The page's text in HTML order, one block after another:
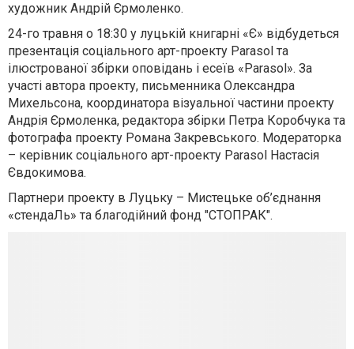
художник Андрій Єрмоленко.
24-го травня о 18:30 у луцькій книгарні «Є» відбудеться
презентація соціального арт-проекту Parasol та
ілюстрованої збірки оповідань і есеїв «Parasol». За
участі автора проекту, письменника Олександра
Михельсона, координатора візуальної частини проекту
Андрія Єрмоленка, редактора збірки Петра Коробчука та
фотографа проекту Романа Закревського. Модераторка
– керівник соціального арт-проекту Parasol Настасія
Євдокимова.
Партнери проекту в Луцьку – Мистецьке об’єднання
«стендаЛь» та благодійний фонд "СТОПРАК".